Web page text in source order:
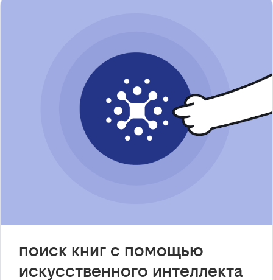
поиск книг с помощью
искусственного интеллекта